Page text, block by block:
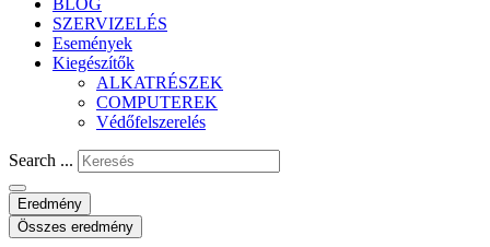
BLOG
SZERVIZELÉS
Események
Kiegészítők
ALKATRÉSZEK
COMPUTEREK
Védőfelszerelés
Search ...
Eredmény
Összes eredmény